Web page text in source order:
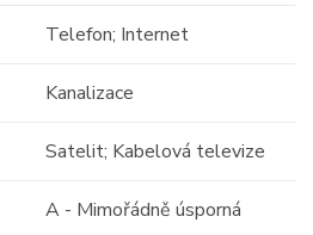
Telefon; Internet
Kanalizace
Satelit; Kabelová televize
A - Mimořádně úsporná